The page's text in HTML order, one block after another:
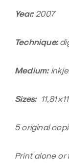
Year:2007
Technique:
Medium:
Sizes:
5 original
Print alone or